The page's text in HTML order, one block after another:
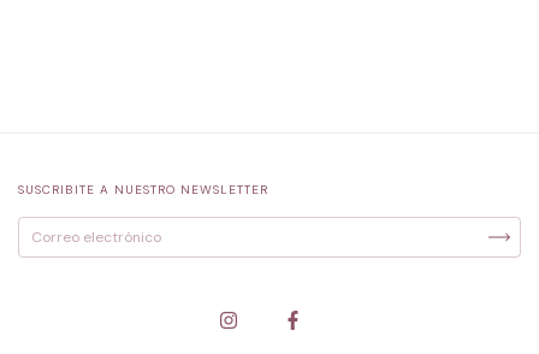
SUSCRIBITE A NUESTRO NEWSLETTER